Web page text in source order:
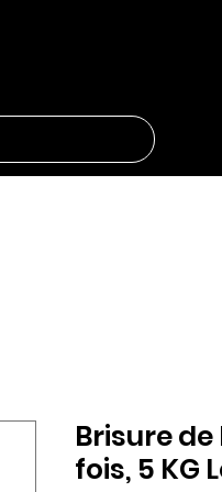
Brisure de
fois, 5 KG